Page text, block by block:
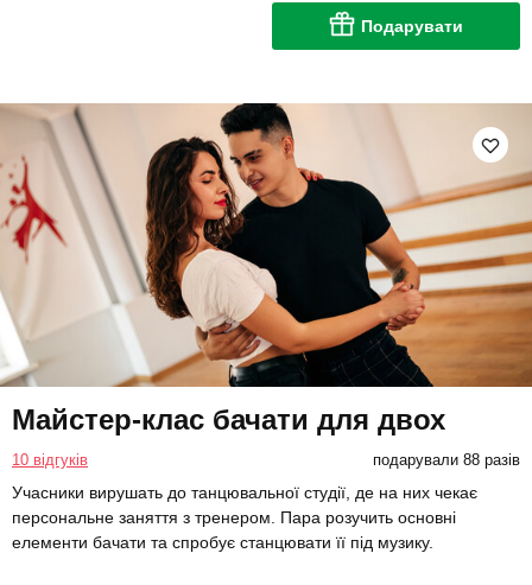
Подарувати
Майстер-клас бачати для двох
10 відгуків подарували 88 разів
Учасники вирушать до танцювальної студії, де на них чекає
персональне заняття з тренером. Пара розучить основні
елементи бачати та спробує станцювати її під музику.